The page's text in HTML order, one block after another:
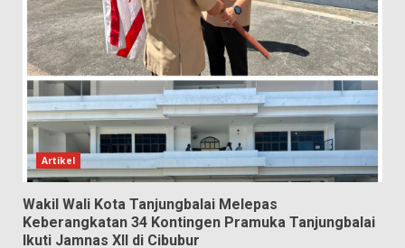
Artikel
Wakil Wali Kota Tanjungbalai Melepas
Keberangkatan 34 Kontingen Pramuka Tanjungbalai
Ikuti Jamnas XII di Cibubur